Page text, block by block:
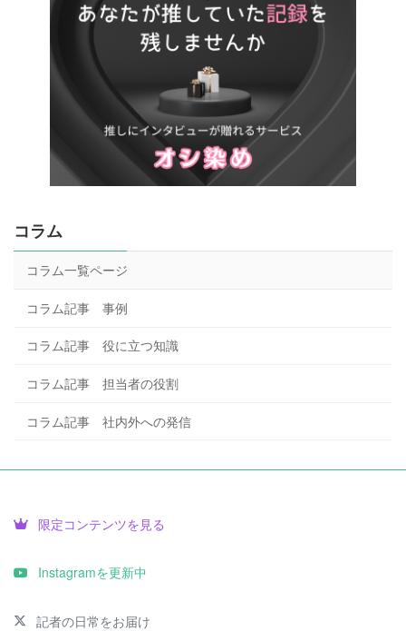
コラム
コラム一覧ページ
コラム記事 事例
コラム記事 役に立つ知識
コラム記事 担当者の役割
コラム記事 社内外への発信
限定コンテンツを見る
Instagramを更新中
記者の日常をお届け